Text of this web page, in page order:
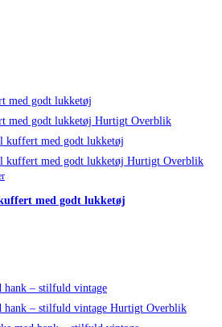
Hurtigt Overblik
Hurtigt Overblik
med godt lukketøj
Hurtigt Overblik